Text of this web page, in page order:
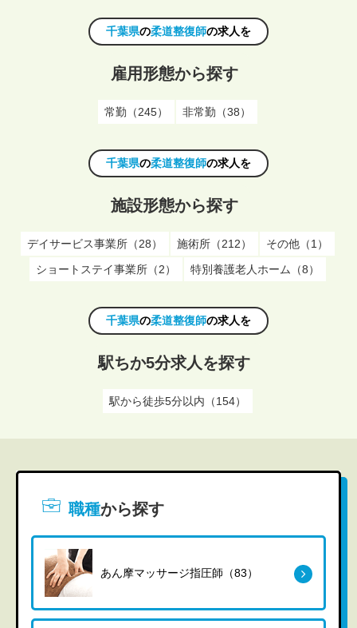
千葉県の柔道整復師の求人を
雇用形態から探す
常勤（245） 非常勤（38）
千葉県の柔道整復師の求人を
施設形態から探す
デイサービス事業所（28） 施術所（212）
その他（1）
ショートステイ事業所（2）
特別養護老人ホーム（8）
千葉県の柔道整復師の求人を
駅ちか5分求人を探す
駅から徒歩5分以内（154）
職種から探す
あん摩マッサージ指圧師（83）